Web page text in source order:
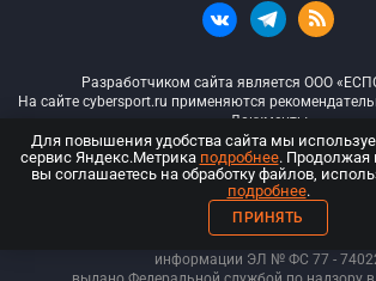
Разработчиком сайта является ООО
На сайте cybersport.ru применяются
Документы
© ООО «Киберспорт.ру» — Все права
18+
ООО «Киберспорт.ру». Свидетельство о
информации ЭЛ № ФС 77 - 74
Для повышения удобства сайта мы
сервис Яндекс.Метрика подробнее. Продолжая
вы соглашаетесь на обработку файлов,
подробнее.
ПРИНЯТЬ